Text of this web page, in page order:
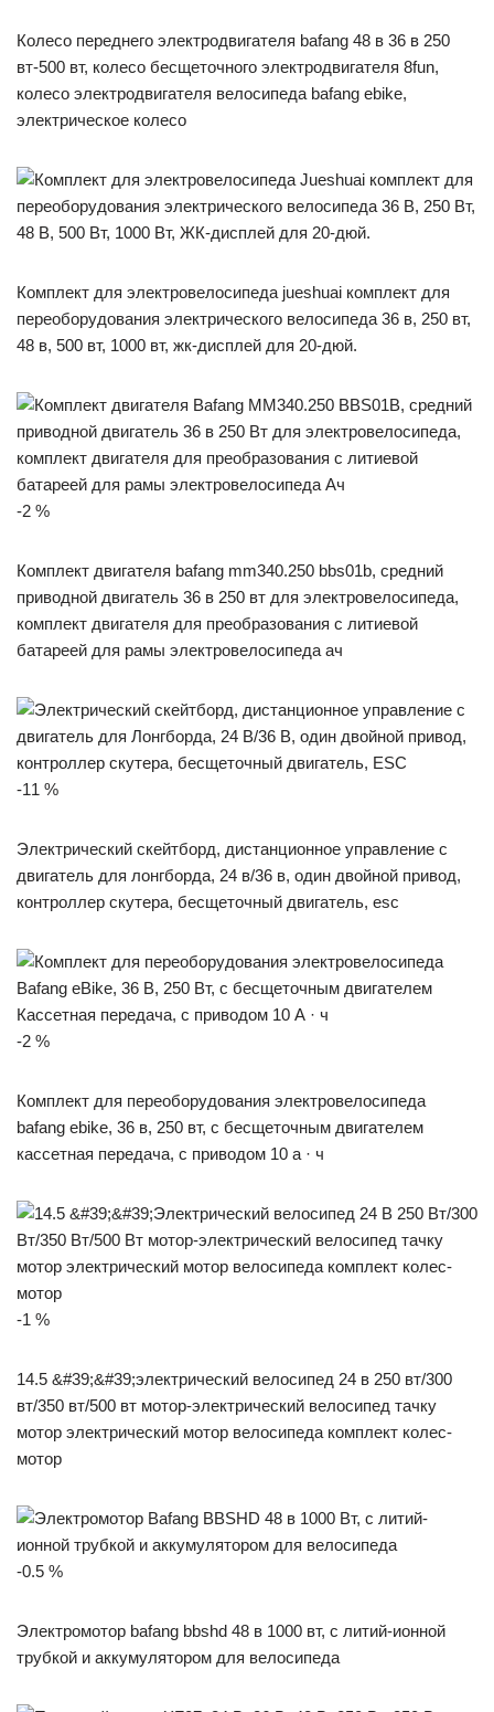
Колесо переднего электродвигателя bafang 48 в 36 в 250
вт-500 вт, колесо бесщеточного электродвигателя 8fun,
колесо электродвигателя велосипеда bafang ebike,
электрическое колесо
Комплект для электровелосипеда jueshuai комплект для
переоборудования электрического велосипеда 36 в, 250 вт,
48 в, 500 вт, 1000 вт, жк-дисплей для 20-дюй.
-2 %
Комплект двигателя bafang mm340.250 bbs01b, средний
приводной двигатель 36 в 250 вт для электровелосипеда,
комплект двигателя для преобразования с литиевой
батареей для рамы электровелосипеда ач
-11 %
Электрический скейтборд, дистанционное управление с
двигатель для лонгборда, 24 в/36 в, один двойной привод,
контроллер скутера, бесщеточный двигатель, esc
-2 %
Комплект для переоборудования электровелосипеда
bafang ebike, 36 в, 250 вт, с бесщеточным двигателем
кассетная передача, с приводом 10 а · ч
-1 %
14.5 &#39;&#39;электрический велосипед 24 в 250 вт/300
вт/350 вт/500 вт мотор-электрический велосипед тачку
мотор электрический мотор велосипеда комплект колес-
мотор
-0.5 %
Электромотор bafang bbshd 48 в 1000 вт, с литий-ионной
трубкой и аккумулятором для велосипеда